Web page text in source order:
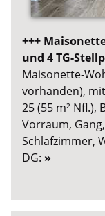
+++
und 4 TG-
Maisonette-
vorhanden),
25 (55 m² Nfl.),
Vorraum,
Schlafzimmer,
DG: »